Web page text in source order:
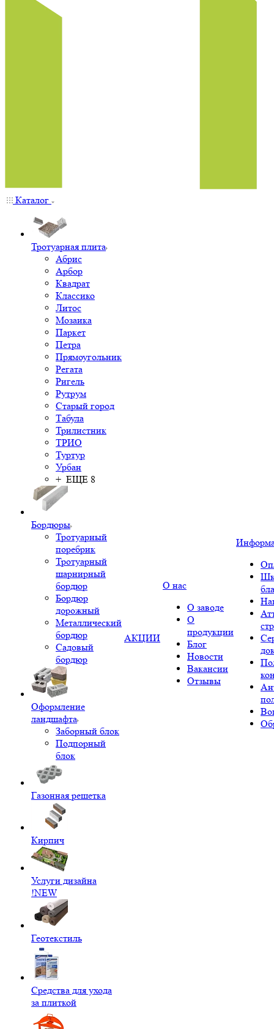
Каталог
Тротуарная плита
Абрис
Арбор
Квадрат
Классико
Литос
Мозаика
Паркет
Петра
Прямоугольник
Регата
Ригель
Рутрум
Старый город
Табула
Трилистник
ТРИО
Туртур
Урбан
+ ЕЩЕ 8
Бордюры
Тротуарный
поребрик
Тротуарный
шарнирный
бордюр
Бордюр
дорожный
Металлический
бордюр
Садовый
бордюр
Оформление
ландшафта
Заборный блок
Подпорный
блок
Газонная решетка
Кирпич
Услуги дизайна
!NEW
Геотекстиль
Средства для ухода
за плиткой
АКЦИИ
О нас
О заводе
О
продукции
Блог
Новости
Вакансии
Отзывы